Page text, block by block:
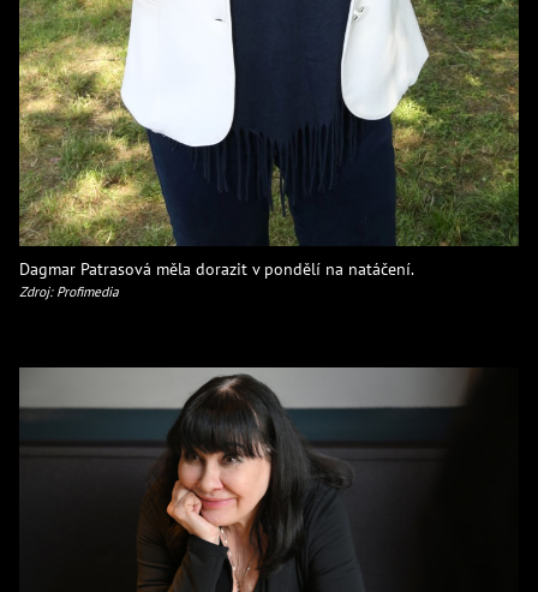
Dagmar Patrasová měla dorazit v pondělí na natáčení.
Zdroj: Profimedia